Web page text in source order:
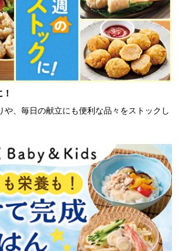
や、毎日の献立にも便利な品々をストックし